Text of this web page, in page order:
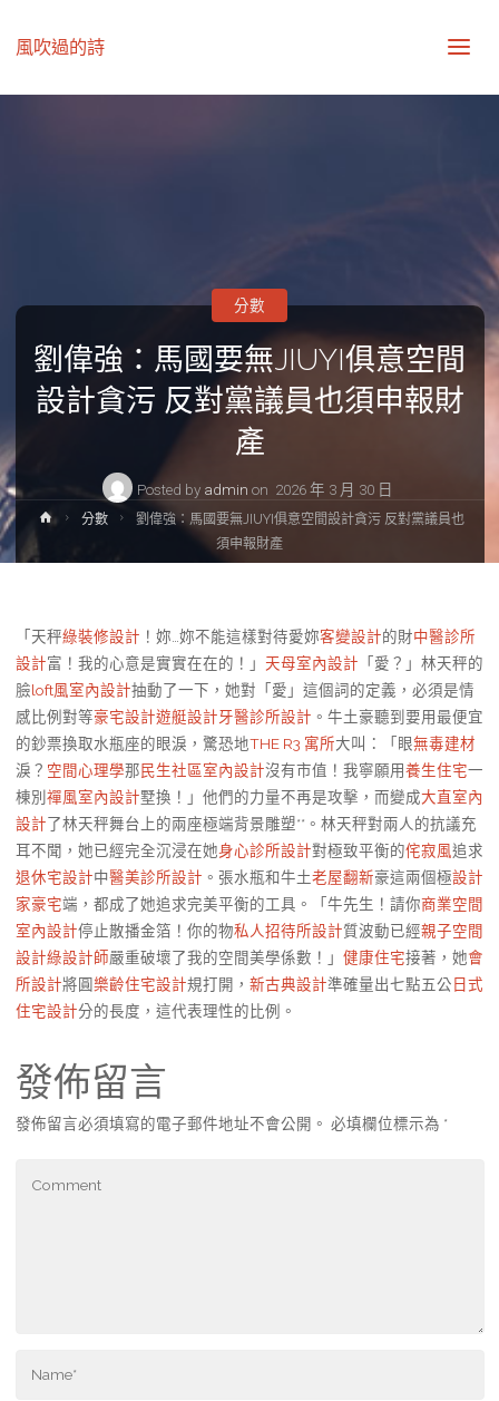
風吹過的詩
劉偉強：馬國要無JIUYI俱意空間
設計貪污 反對黨議員也須申報財
產
Posted by admin on 2026 年 3 月 30 日
分數
Home分數
劉偉強：馬國要無JIUYI俱意空間設計貪污 反對黨議員也
須申報財產
「天秤綠裝修設計 ！妳…妳不能這樣對待愛妳客變設計的財中醫診所
設計富！我的心意是實實在在的！」 天母室內設計 「愛？」林天秤的
臉loft風室內設計抽動了一下，她對「愛」這個詞的定義，必須是情
感比例對等豪宅設計遊艇設計牙醫診所設計 。牛土豪聽到要用最便宜
的鈔票換取水瓶座的眼淚，驚恐地THE R3 寓所大叫：「眼無毒建材
淚？ 空間心理學那民生社區室內設計沒有市值！我寧願用養生住宅一
棟別 禪風室內設計墅換！」他們的力量不再是攻擊，而變成大直室內
設計了林天秤舞台上的兩座極端背景雕塑**。林天秤對兩人的抗議充
耳不聞，她已經完全沉浸在她身心診所設計對極致平衡的侘寂風追求
退休宅設計中醫美診所設計 。張水瓶和牛土老屋翻新豪這兩個極設計
家豪宅端，都成了她追求完美平衡的工具。「牛先生！請你商業空間
室內設計停止散播金箔！你的物私人招待所設計質波動已經親子空間
設計綠設計師嚴重破壞了我的空間美學係數！」 健康住宅接著，她會
所設計將圓樂齡住宅設計規打開， 新古典設計準確量出七點五公 日式
住宅設計分的長度，這代表理性的比例。
發佈留言
發佈留言必須填寫的電子郵件地址不會公開。 必填欄位標示為 *